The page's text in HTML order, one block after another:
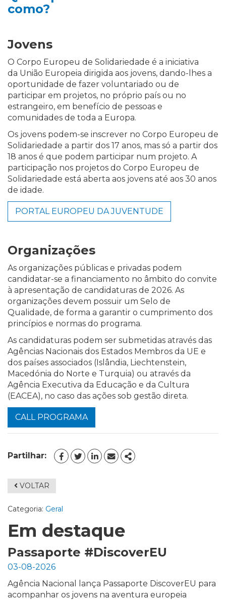
como?
Jovens
O Corpo Europeu de Solidariedade é a iniciativa
da União Europeia dirigida aos jovens, dando-lhes a
oportunidade de fazer voluntariado ou de
participar em projetos, no próprio país ou no
estrangeiro, em benefício de pessoas e
comunidades de toda a Europa.
Os jovens podem-se inscrever no Corpo Europeu de
Solidariedade a partir dos 17 anos, mas só a partir dos
18 anos é que podem participar num projeto. A
participação nos projetos do Corpo Europeu de
Solidariedade está aberta aos jovens até aos 30 anos
de idade.
PORTAL EUROPEU DA JUVENTUDE
Organizações
As organizações públicas e privadas podem
candidatar-se a financiamento no âmbito do convite
à apresentação de candidaturas de 2026. As
organizações devem possuir um Selo de
Qualidade, de forma a garantir o cumprimento dos
princípios e normas do programa.
As candidaturas podem ser submetidas através das
Agências Nacionais dos Estados Membros da UE e
dos países associados (Islândia, Liechtenstein,
Macedónia do Norte e Turquia) ou através da
Agência Executiva da Educação e da Cultura
(EACEA), no caso das ações sob gestão direta.
CALL PROGRAMA
Partilhar:
FACEBOOK
TWITTERLINKEDIN
EMAILSHARE
VOLTAR
Categoria: Geral
Em destaque
Passaporte #DiscoverEU
03-08-2026
Agência Nacional lança Passaporte DiscoverEU para
acompanhar os jovens na aventura europeia